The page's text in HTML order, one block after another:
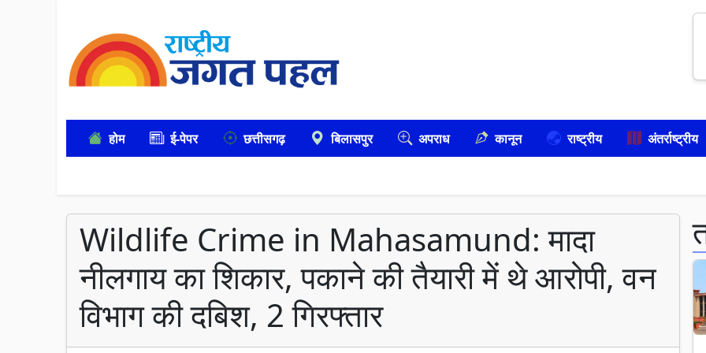
होम ई-पेपर छत्तीसगढ़ बिलासपुर अपराध कानून राष्ट्रीय अंतर्राष्ट्रीय
Wildlife Crime in Mahasamund: मादा
नीलगाय का शिकार, पकाने की तैयारी में थे आरोपी, वन
विभाग की दबिश, 2 गिरफ्तार